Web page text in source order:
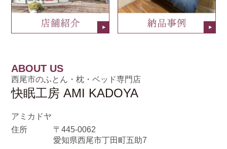
ABOUT US
西尾市のふとん・枕・ベッド専門店
快眠工房 AMI KADOYA
アミカドヤ
住所
〒445-0062
愛知県西尾市丁田町五助7